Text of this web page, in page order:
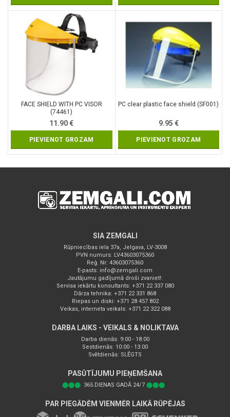
FACE SHIELD WITH PC VISOR
(74461)
11.90€
PIEVIENOT GROZAM
PC clear plastic face shield (SF001)
9.95 €
PIEVIENOT GROZAM
SIA ZEMGALI
Rūpniecības iela 37a, Jelgava, LV-3008
PVN numurs: LV43603075360
Reģ. Nr: 43603075360
E-pasts: info@zemgali.com
Jautājumu gadījumā droši zvaniet!:
Servisa iekārtu konsultants: +371 22 337 080
Dārza tehnika: +371 22 331 868
Riepas un diski: +371 28 457 802
Veikas, interneta veikals: +371 22 322 088
DARBA LAIKS - VEIKALS & NOLIKTAVA
Darba dienās: 9:00 - 18:00
Sestdienās: 10:00 - 13:00
Svētdienās: SLĒGTS
PASŪTĪJUMU PIEŅEMŠANA
⬤⬤⬤ 365.DIENAS GADĀ 24/7 ⬤⬤⬤
PAR PIEGĀDĒM VIENMĒR LAIKĀ RŪPĒJAS